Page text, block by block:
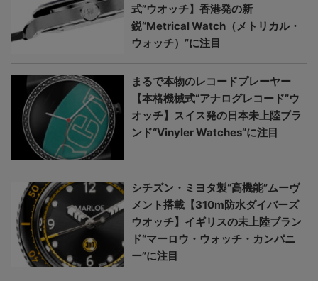
式”ウオッチ】香港発の新
鋭“Metrical Watch（メトリカル・
ウォッチ）”に注目
まるで本物のレコードプレーヤー
【本格機械式“アナログレコード”ウ
オッチ】スイス発の日本未上陸ブラ
ンド“Vinyler Watches”に注目
シチズン・ミヨタ製“高機能”ムーヴ
メント搭載【310m防水ダイバーズ
ウオッチ】イギリスの未上陸ブラン
ド“マーロウ・ウォッチ・カンパニ
ー”に注目